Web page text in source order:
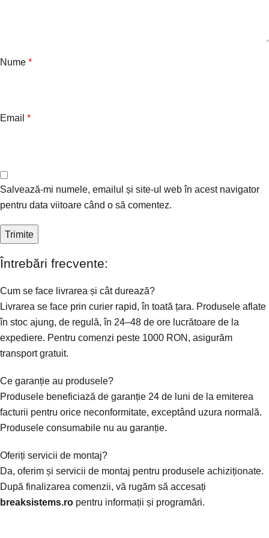
Nume *
Email *
Salvează-mi numele, emailul și site-ul web în acest navigator
pentru data viitoare când o să comentez.
Întrebări frecvente:
Cum se face livrarea și cât durează?
Livrarea se face prin curier rapid, în toată țara. Produsele aflate
în stoc ajung, de regulă, în 24–48 de ore lucrătoare de la
expediere. Pentru comenzi peste 1000 RON, asigurăm
transport gratuit.
Ce garanție au produsele?
Produsele beneficiază de garanție 24 de luni de la emiterea
facturii pentru orice neconformitate, exceptând uzura normală.
Produsele consumabile nu au garanție.
Oferiți servicii de montaj?
Da, oferim și servicii de montaj pentru produsele achiziționate.
După finalizarea comenzii, vă rugăm să accesați
breaksistems.ro pentru informații și programări.